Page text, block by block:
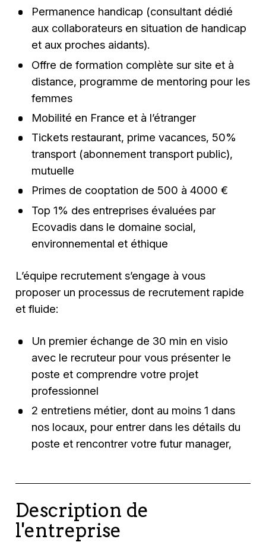
Permanence handicap (consultant dédié
aux collaborateurs en situation de handicap
et aux proches aidants).
Offre de formation complète sur site et à
distance, programme de mentoring pour les
femmes
Mobilité en France et à l’étranger
Tickets restaurant, prime vacances, 50%
transport (abonnement transport public),
mutuelle
Primes de cooptation de 500 à 4000 €
Top 1% des entreprises évaluées par
Ecovadis dans le domaine social,
environnemental et éthique
L’équipe recrutement s’engage à vous
proposer un processus de recrutement rapide
et fluide:
Un premier échange de 30 min en visio
avec le recruteur pour vous présenter le
poste et comprendre votre projet
professionnel
2 entretiens métier, dont au moins 1 dans
nos locaux, pour entrer dans les détails du
poste et rencontrer votre futur manager,
Description de
l'entreprise